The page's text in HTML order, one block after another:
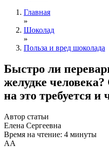
Главная
»
Шоколад
»
Польза и вред шоколада
Быстро ли
желудке
на это требуется и
Автор статьи
Елена Сергеевна
Время на чтение: 4 минуты
АА